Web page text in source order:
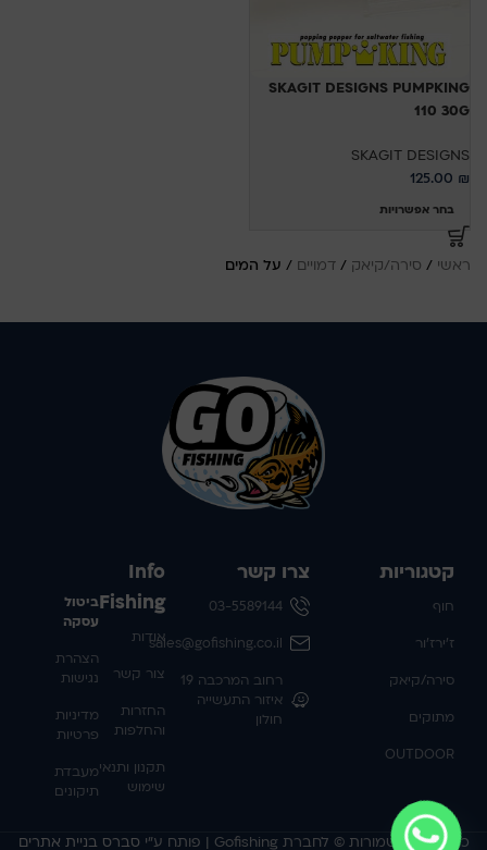
SKAGIT DESIGNS PUMPKING
110 30G
SKAGIT DESIGNS
125.00 ₪
בחר אפשרויות
ראשי / סירה/קיאק / דמויים / על המים
Info
Fishing
אודות
צור קשר
החזרות
והחלפות
תקנון ותנאי
שימוש
ביטול
עסקה
הצהרת
נגישות
מדיניות
פרטיות
מעבדת
תיקונים
קטגוריות
חוף
ז'ירז'ור
סירה/קיאק
מתוקים
OUTDOOR
צרו קשר
03-5589144
sales@gofishing.co.il
רחוב המרכבה 19
איזור התעשייה
חולון
כל הזכויות שמורות © לחברת Gofishing | פותח ע״י סברס בניית אתרים